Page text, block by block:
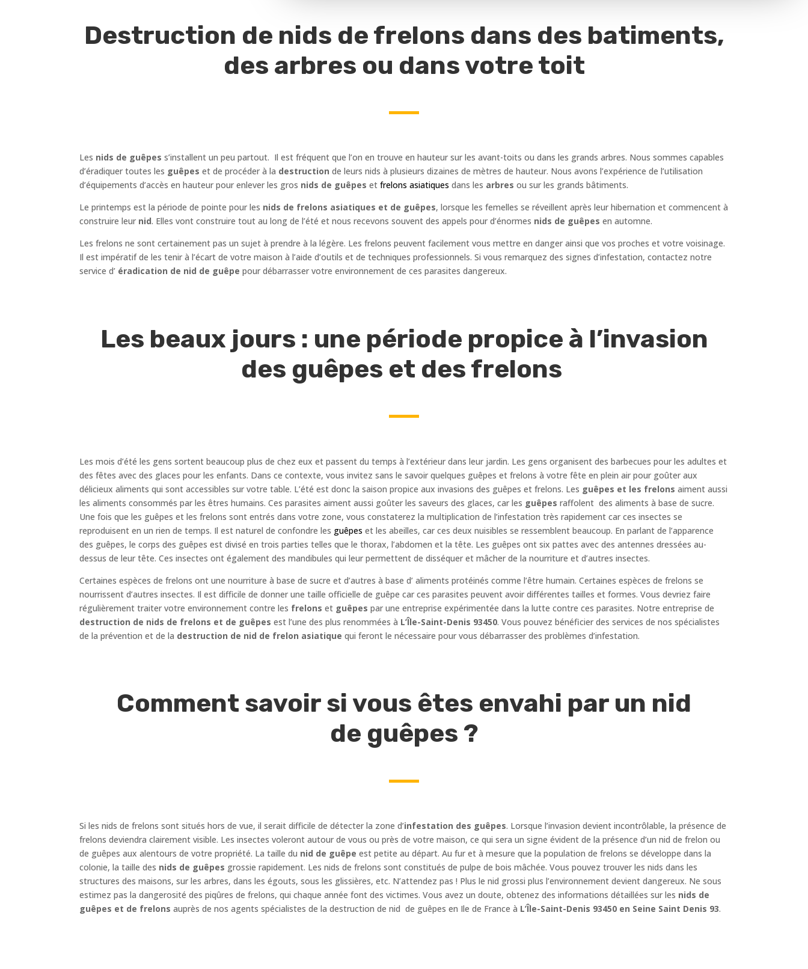
Destruction de nids de frelons dans des batiments,
des arbres ou dans votre toit
Les nids de guêpes s’installent un peu partout. Il est fréquent que l’on en trouve en hauteur sur les avant-toits ou dans les grands arbres. Nous sommes capables
d’éradiquer toutes les guêpes et de procéder à la destruction de leurs nids à plusieurs dizaines de mètres de hauteur. Nous avons l’expérience de l’utilisation
d’équipements d’accès en hauteur pour enlever les gros nids de guêpes et frelons asiatiques dans les arbres ou sur les grands bâtiments.
Le printemps est la période de pointe pour les nids de frelons asiatiques et de guêpes, lorsque les femelles se réveillent après leur hibernation et commencent à
construire leur nid. Elles vont construire tout au long de l’été et nous recevons souvent des appels pour d’énormes nids de guêpes en automne.
Les frelons ne sont certainement pas un sujet à prendre à la légère. Les frelons peuvent facilement vous mettre en danger ainsi que vos proches et votre voisinage.
Il est impératif de les tenir à l’écart de votre maison à l’aide d’outils et de techniques professionnels. Si vous remarquez des signes d’infestation, contactez notre
service d’ éradication de nid de guêpe pour débarrasser votre environnement de ces parasites dangereux.
Les beaux jours : une période propice à l’invasion
des guêpes et des frelons
Les mois d’été les gens sortent beaucoup plus de chez eux et passent du temps à l’extérieur dans leur jardin. Les gens organisent des barbecues pour les adultes et
des fêtes avec des glaces pour les enfants. Dans ce contexte, vous invitez sans le savoir quelques guêpes et frelons à votre fête en plein air pour goûter aux
délicieux aliments qui sont accessibles sur votre table. L’été est donc la saison propice aux invasions des guêpes et frelons. Les guêpes et les frelons aiment aussi
les aliments consommés par les êtres humains. Ces parasites aiment aussi goûter les saveurs des glaces, car les guêpes raffolent des aliments à base de sucre.
Une fois que les guêpes et les frelons sont entrés dans votre zone, vous constaterez la multiplication de l’infestation très rapidement car ces insectes se
reproduisent en un rien de temps. Il est naturel de confondre les guêpes et les abeilles, car ces deux nuisibles se ressemblent beaucoup. En parlant de l’apparence
des guêpes, le corps des guêpes est divisé en trois parties telles que le thorax, l’abdomen et la tête. Les guêpes ont six pattes avec des antennes dressées au-
dessus de leur tête. Ces insectes ont également des mandibules qui leur permettent de disséquer et mâcher de la nourriture et d’autres insectes.
Certaines espèces de frelons ont une nourriture à base de sucre et d’autres à base d’ aliments protéinés comme l’être humain. Certaines espèces de frelons se
nourrissent d’autres insectes. Il est difficile de donner une taille officielle de guêpe car ces parasites peuvent avoir différentes tailles et formes. Vous devriez faire
régulièrement traiter votre environnement contre les frelons et guêpes par une entreprise expérimentée dans la lutte contre ces parasites. Notre entreprise de
destruction de nids de frelons et de guêpes est l’une des plus renommées à L’Île-Saint-Denis 93450. Vous pouvez bénéficier des services de nos spécialistes
de la prévention et de la destruction de nid de frelon asiatique qui feront le nécessaire pour vous débarrasser des problèmes d’infestation.
Comment savoir si vous êtes envahi par un nid
de guêpes ?
Si les nids de frelons sont situés hors de vue, il serait difficile de détecter la zone d’infestation des guêpes. Lorsque l’invasion devient incontrôlable, la présence de
frelons deviendra clairement visible. Les insectes voleront autour de vous ou près de votre maison, ce qui sera un signe évident de la présence d’un nid de frelon ou
de guêpes aux alentours de votre propriété. La taille du nid de guêpe est petite au départ. Au fur et à mesure que la population de frelons se développe dans la
colonie, la taille des nids de guêpes grossie rapidement. Les nids de frelons sont constitués de pulpe de bois mâchée. Vous pouvez trouver les nids dans les
structures des maisons, sur les arbres, dans les égouts, sous les glissières, etc. N’attendez pas ! Plus le nid grossi plus l’environnement devient dangereux. Ne sous
estimez pas la dangerosité des piqûres de frelons, qui chaque année font des victimes. Vous avez un doute, obtenez des informations détaillées sur les nids de
guêpes et de frelons auprès de nos agents spécialistes de la destruction de nid de guêpes en Ile de France à L’Île-Saint-Denis 93450 en Seine Saint Denis 93.